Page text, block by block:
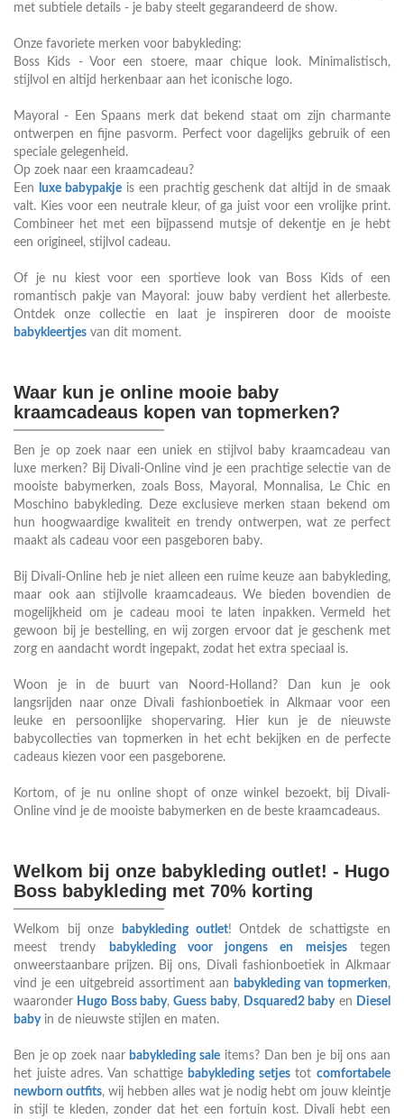
met subtiele details - je baby steelt gegarandeerd de show.
Onze favoriete merken voor babykleding:
Boss Kids - Voor een stoere, maar chique look. Minimalistisch,
stijlvol en altijd herkenbaar aan het iconische logo.
Mayoral - Een Spaans merk dat bekend staat om zijn charmante
ontwerpen en fijne pasvorm. Perfect voor dagelijks gebruik of een
speciale gelegenheid.
Op zoek naar een kraamcadeau?
Een
luxe babypakjeis een prachtig geschenk dat altijd in de smaak
valt. Kies voor een neutrale kleur, of ga juist voor een vrolijke print.
Combineer het met een bijpassend mutsje of dekentje en je hebt
een origineel, stijlvol cadeau.
Of je nu kiest voor een sportieve look van Boss Kids of een
romantisch pakje van Mayoral: jouw baby verdient het allerbeste.
Ontdek onze collectie en laat je inspireren door de mooiste
babykleertjes van dit moment.
Waar kun je online mooie baby
kraamcadeaus kopen van topmerken?
Ben je op zoek naar een uniek en stijlvol baby kraamcadeau van
luxe merken? Bij Divali-Online vind je een prachtige selectie van de
mooiste babymerken, zoals Boss, Mayoral, Monnalisa, Le Chic en
Moschino babykleding. Deze exclusieve merken staan bekend om
hun hoogwaardige kwaliteit en trendy ontwerpen, wat ze perfect
maakt als cadeau voor een pasgeboren baby.
Bij Divali-Online heb je niet alleen een ruime keuze aan babykleding,
maar ook aan stijlvolle kraamcadeaus. We bieden bovendien de
mogelijkheid om je cadeau mooi te laten inpakken. Vermeld het
gewoon bij je bestelling, en wij zorgen ervoor dat je geschenk met
zorg en aandacht wordt ingepakt, zodat het extra speciaal is.
Woon je in de buurt van Noord-Holland? Dan kun je ook
langsrijden naar onze Divali fashionboetiek in Alkmaar voor een
leuke en persoonlijke shopervaring. Hier kun je de nieuwste
babycollecties van topmerken in het echt bekijken en de perfecte
cadeaus kiezen voor een pasgeborene.
Kortom, of je nu online shopt of onze winkel bezoekt, bij Divali-
Online vind je de mooiste babymerken en de beste kraamcadeaus.
Welkom bij onze babykleding outlet! - Hugo
Boss babykleding met 70% korting
Welkom bij onze babykleding outlet! Ontdek de schattigste en
meest trendy
babykleding voor jongens en meisjestegen
onweerstaanbare prijzen. Bij ons, Divali fashionboetiek in Alkmaar
vind je een uitgebreid assortiment aan babykleding van topmerken,
waaronder Hugo Boss baby,Guess baby, Dsquared2 babyen Diesel
babyin de nieuwste stijlen en maten.
Ben je op zoek naar babykleding sale items? Dan ben je bij ons aan
het juiste adres. Van schattige babykleding setjestot comfortabele
newborn outfits, wij hebben alles wat je nodig hebt om jouw kleintje
in stijl te kleden, zonder dat het een fortuin kost. Divali hebt een